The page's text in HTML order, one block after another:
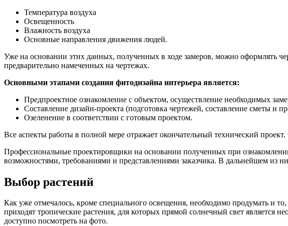
Температура воздуха
Освещенность
Влажность воздуха
Основные направления движения людей.
Уже на основании этих данных, полученных в ходе замеров, можно оформлять
предварительно намеченных на чертежах.
Основными этапами создания фитодизайна интерьера является:
Предпроектное ознакомление с объектом, осуществление необходимых
Составление дизайн-проекта (подготовка чертежей, составление сметы и
Озеленение в соответствии с готовым проектом.
Все аспекты работы в полной мере отражает окончательный технический
Профессиональные проектировщики на основании полученных при
возможностями, требованиями и представлениями заказчика. В дальнейшем из
Выбор растений
Как уже отмечалось, кроме специального освещения, необходимо продумать и
приходят тропические растения, для которых прямой солнечный свет является
доступно посмотреть на фото.